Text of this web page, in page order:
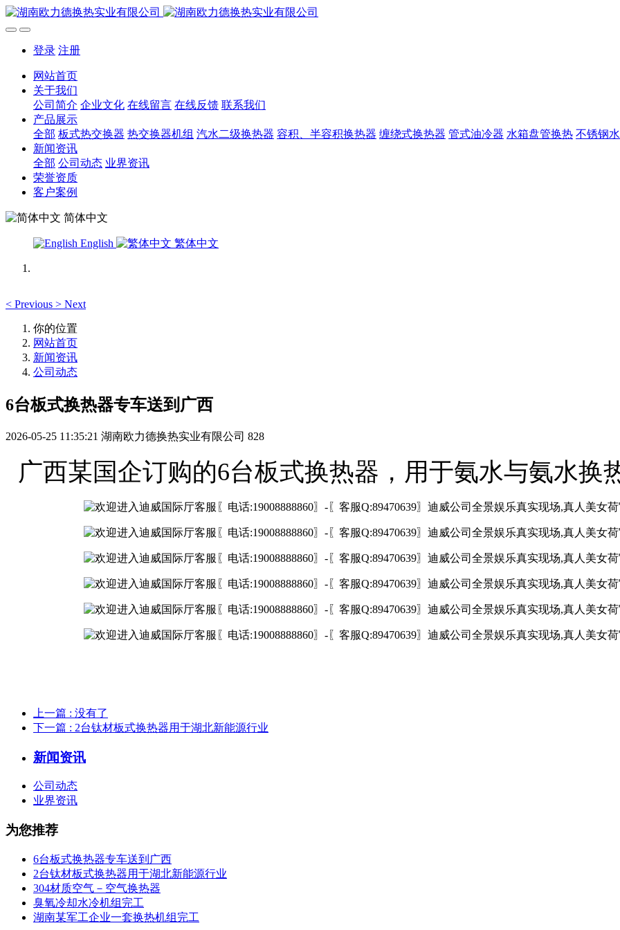
登录 注册
网站首页
关于我们
公司简介 企业文化 在线留言 在线反馈 联系我们
产品展示
全部 板式热交换器 热交换器机组 汽水二级换热器 容积、半容积换热器 缠绕式换热器 管式油冷器 水箱盘管换热 不锈钢
新闻资讯
全部 公司动态 业界资讯
荣誉资质
客户案例
简体中文
English 繁体中文
< Previous > Next
你的位置
网站首页
新闻资讯
公司动态
6台板式换热器专车送到广西
2026-05-25 11:35:21 湖南欧力德换热实业有限公司 828
广西某国企订购的6台板式换热器，用于氨水与氨水换
上一篇 : 没有了
下一篇 : 2台钛材板式换热器用于湖北新能源行业
新闻资讯
公司动态
业界资讯
为您推荐
6台板式换热器专车送到广西
2台钛材板式换热器用于湖北新能源行业
304材质空气－空气换热器
臭氧冷却水冷机组完工
湖南某军工企业一套换热机组完工